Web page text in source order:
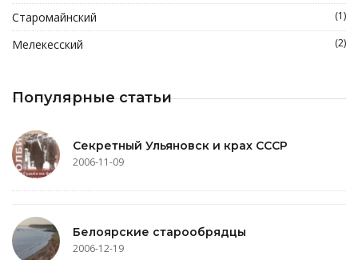
Старомайнский (1)
Мелекесский (2)
Популярные статьи
Секретный Ульяновск и крах СССР
2006-11-09
Белоярские старообрядцы
2006-12-19